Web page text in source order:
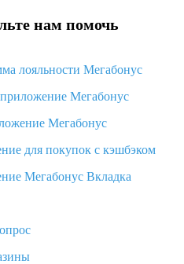
нам помочь
лояльности Мегабонус
Мегабонус
Мегабонус
для покупок с кэшбэком
Мегабонус Вкладка